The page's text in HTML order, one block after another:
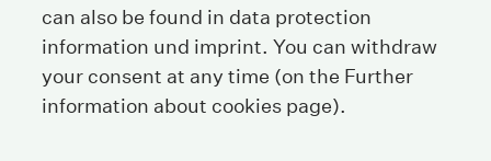
Where to find us
Contact
can also be found in data protection
information und imprint. You can withdraw
your consent at any time (on the Further
information about cookies page).